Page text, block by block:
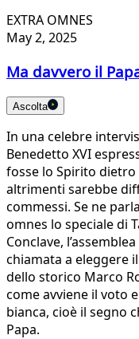
EXTRA OMNES
May 2, 2025
Ma davvero il
Ascolta
In una celebre
Benedetto XVI
fosse lo Spirito
altrimenti sarebbe
commessi. Se ne
omnes lo speciale di
Conclave,
chiamata a eleggere
dello storico Marco
come avviene il voto
bianca, cioè il segno
Papa.